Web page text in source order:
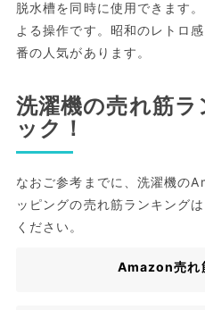
脱水槽を同時に使用できます
よる操作です。昭和のレトロ
番の人気があります。
洗濯機の売れ筋
ック！
なおご参考までに、洗濯機の
ッピングの売れ筋ランキング
ください。
Amazon売れ